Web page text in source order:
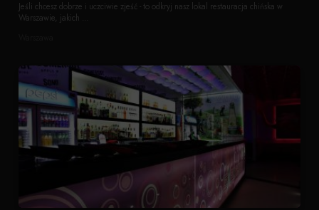
Jeśli chcesz dobrze i uczciwie zjeść - to odkryj nasz lokal restauracja chińska w
Warszawie, jakich ...